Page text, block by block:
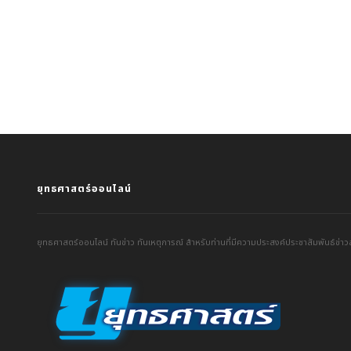
ยุทธศาสตร์ออนไลน์
ยุทธศาสตร์ออนไลน์ ทันข่าว ทันเหตุการณ์ สำหรับท่านที่มีความประสงค์ประชาสัมพันธ์ข่าว